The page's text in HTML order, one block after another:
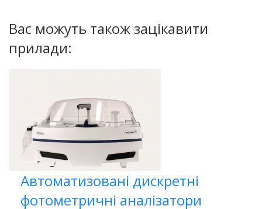
Вас можуть також зацікавити
прилади:
Автоматизовані дискретні
фотометричні аналізатори